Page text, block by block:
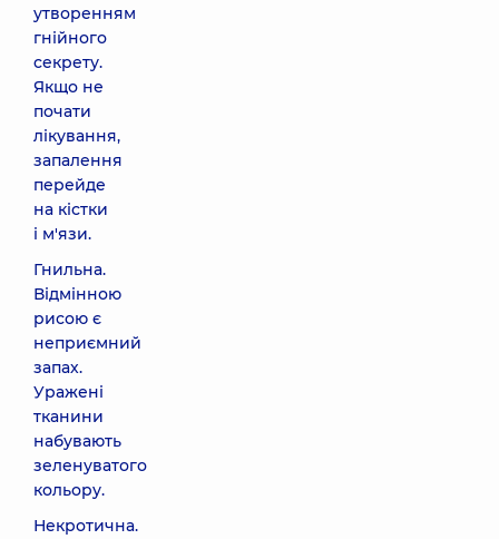
утворенням
гнійного
секрету.
Якщо не
почати
лікування,
запалення
перейде
на кістки
і м'язи.
Гнильна.
Відмінною
рисою є
неприємний
запах.
Уражені
тканини
набувають
зеленуватого
кольору.
Некротична.